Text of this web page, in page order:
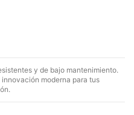
y de bajo mantenimiento.
moderna para tus